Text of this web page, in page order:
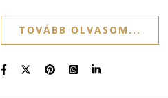
TOVÁBB OLVASOM...